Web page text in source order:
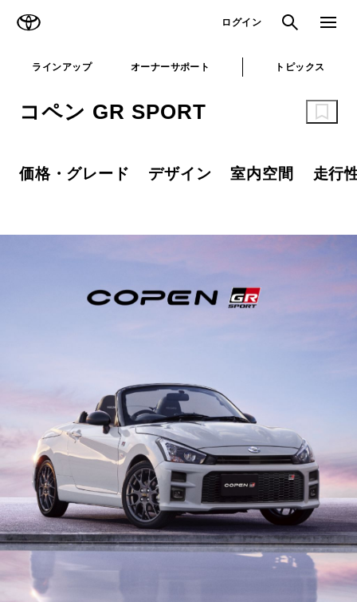
ログイン 検索 メニュ
ラインアップ オーナーサポート トピックス
コペン GR SPORT
価格・グレード デザイン 室内空間 走行